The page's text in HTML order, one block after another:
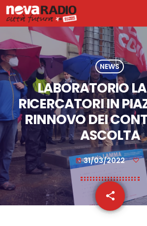
NEWS
LABORATORIO
RICERCATORI IN
RINNOVO DEI
ASCOLTA
today 31/03/2022
share
email